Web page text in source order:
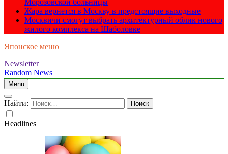
Морозовской больницы
Жара вернется в Москву в предстоящие выходные
Москвичи смогут выбрать архитектурный облик нового
жилого комплекса на Шаболовке
Японское меню
Newsletter
Random News
Menu
Найти:
Headlines